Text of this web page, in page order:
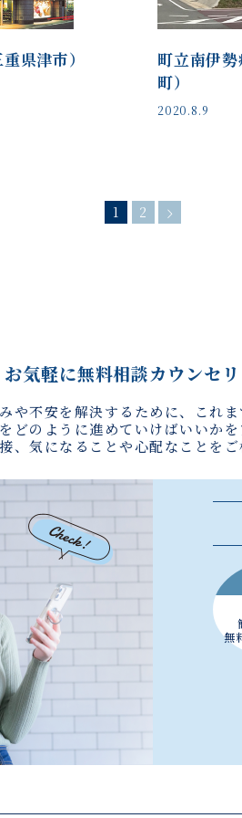
県津市）
町立南伊
町）
2020.8.9
1 2
お気軽に無料相談カウンセ
や不安を解決するために、これ
どのように進めていけばいいかを
、気になることや心配なことをご
無